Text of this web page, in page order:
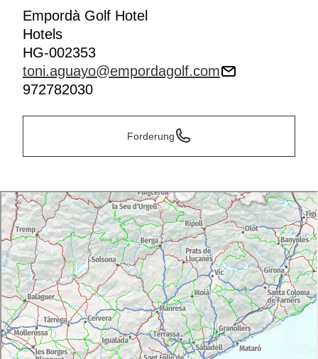
Empordà Golf Hotel
Hotels
HG-002353
toni.aguayo@empordagolf.com
972782030
Forderung